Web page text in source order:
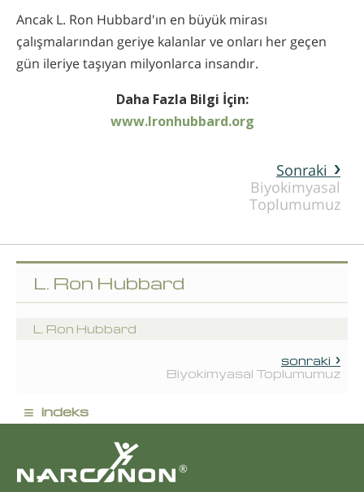
Ancak L. Ron Hubbard'ın en büyük mirası
çalışmalarından geriye kalanlar ve onları her geçen
gün ileriye taşıyan milyonlarca insandır.
Daha Fazla Bilgi İçin:
www.lronhubbard.org
Sonraki
Biyokimyasal
Toplumumuz
L. Ron Hubbard
L. Ron Hubbard
sonraki
Biyokimyasal Toplumumuz
≡ indeks
®